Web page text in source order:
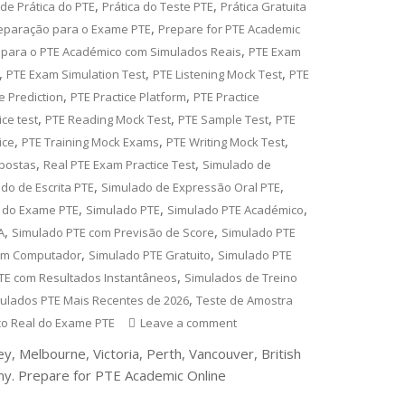
Prática do PTE, Prática do Teste PTE, Prática Gratuita
para o Exame PTE, Prepare for PTE Academic
o PTE Académico com Simulados Reais, PTE Exam
PTE Exam Simulation Test, PTE Listening Mock Test, PTE
Prediction, PTE Practice Platform, PTE Practice
test, PTE Reading Mock Test, PTE Sample Test, PTE
, PTE Training Mock Exams, PTE Writing Mock Test,
, Real PTE Exam Practice Test, Simulado de
de Escrita PTE, Simulado de Expressão Oral PTE,
Exame PTE, Simulado PTE, Simulado PTE Académico,
, Simulado PTE com Previsão de Score, Simulado PTE
Computador, Simulado PTE Gratuito, Simulado PTE
com Resultados Instantâneos, Simulados de Treino
PTE Mais Recentes de 2026, Teste de Amostra
Real do Exame PTE
Leave a comment
Melbourne, Victoria, Perth, Vancouver, British
Prepare for PTE Academic Online